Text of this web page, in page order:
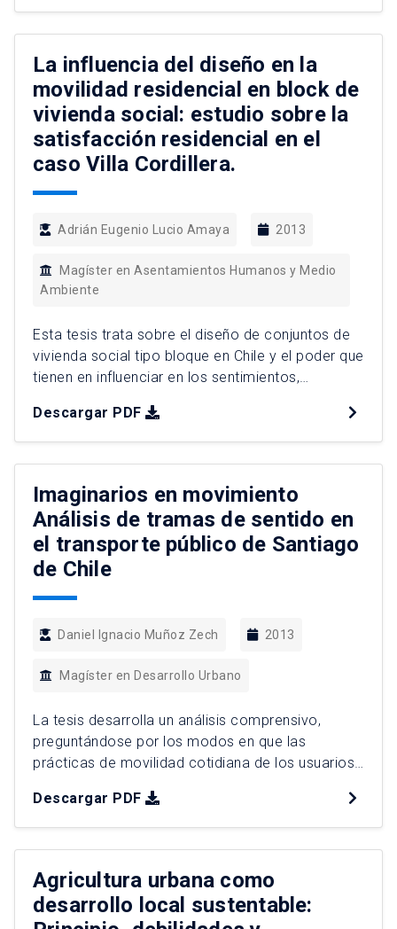
ciudad se ha transformado a partir de dicho
acontecimiento. La manifestación territorial […]
La influencia del diseño en la
movilidad residencial en block de
vivienda social: estudio sobre la
satisfacción residencial en el
caso Villa Cordillera.
Adrián Eugenio Lucio Amaya 2013
Magíster en Asentamientos Humanos y Medio
Ambiente
Esta tesis trata sobre el diseño de conjuntos de
vivienda social tipo bloque en Chile y el poder que
tienen en influenciar en los sentimientos,
residentes. Es un análisis y una propuesta de
diseño para mejorar la calidad de vida de quienes
la habitan. La investigación se basa en […]
Descargar PDF
Imaginarios en movimiento
Análisis de tramas de sentido en
el transporte público de Santiago
de Chile
Daniel Ignacio Muñoz Zech 2013
Magíster en Desarrollo Urbano
La tesis desarrolla un análisis comprensivo,
preguntándose por los modos en que las
prácticas de movilidad cotidiana de los usuarios
con los imaginarios urbanos que éstos depositan
sobre su ciudad. En el contexto particular del
proyecto modernizador Transantiago, el estudio
centra su trabajo sobre la exploración cualitativa
de […]
Descargar PDF
Agricultura urbana como
desarrollo local sustentable: